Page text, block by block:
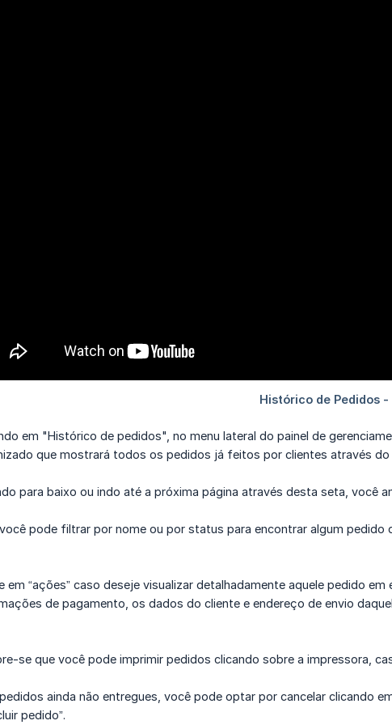
em "Histórico de pedidos", no menu lateral do painel de
que mostrará todos os pedidos já feitos por clientes através do
para baixo ou indo até a próxima página através desta seta, você
pode filtrar por nome ou por status para encontrar algum pedido
em “ações” caso deseje visualizar detalhadamente aquele pedido
de pagamento, os dados do cliente e endereço de envio
se que você pode imprimir pedidos clicando sobre a impressora,
ainda não entregues, você pode optar por cancelar clicando
pedido”.